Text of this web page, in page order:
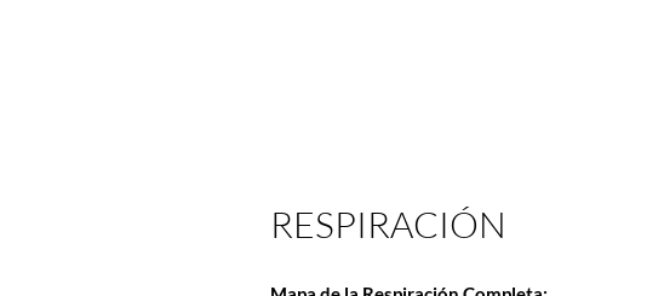
RESPIRACIÓN